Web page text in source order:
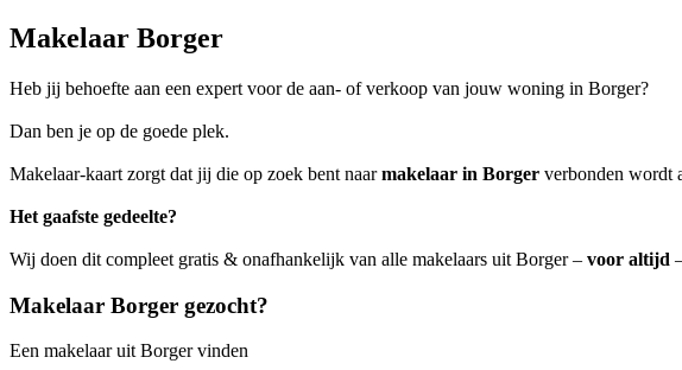
Makelaar Borger
Heb jij behoefte aan een expert voor de aan- of verkoop van jouw woning in Borger?
Dan ben je op de goede plek.
Makelaar-kaart zorgt dat jij die op zoek bent naarmakelaar in Borger verbonden wordt
Het gaafste gedeelte?
Wij doen dit compleet gratis & onafhankelijk van alle makelaars uit Borger – voor altijd
Makelaar Borger gezocht?
Een makelaar uit Borger vinden